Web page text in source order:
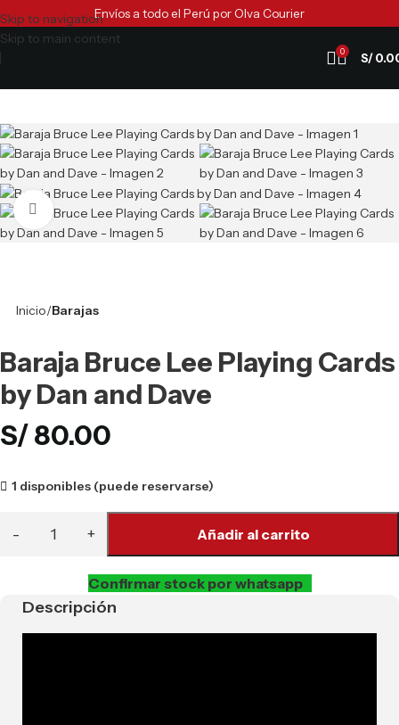
Skip to navigation
Skip to main content
Envíos a todo el Perú por Olva Courier
0 S/
Clic para ampliar
Inicio Barajas
Baraja Bruce Lee Playing Cards
by Dan and Dave
S/80.00
1 disponibles (puede reservarse)
Añadir al carrito
Confirmar stock por whatsapp
Descripción